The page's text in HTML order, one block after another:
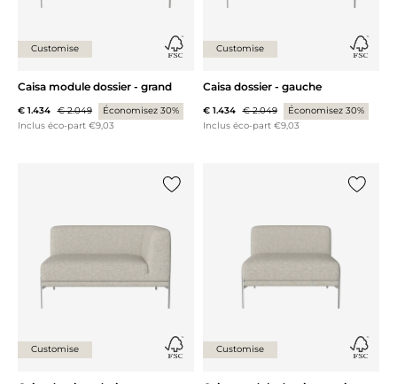
Customise
Caisa module dossier - grand
€ 1.434 € 2.049
Économisez 30%
Inclus éco-part €9,03
Customise
Caisa dossier - gauche
€ 1.434 € 2.049
Économisez 30%
Inclus éco-part €9,03
Customise Customise